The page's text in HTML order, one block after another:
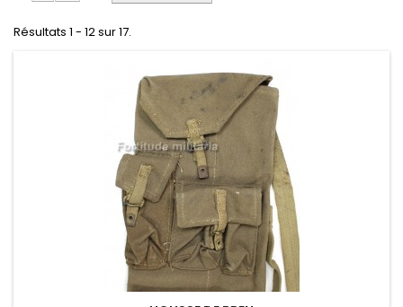
Résultats 1 - 12 sur 17.